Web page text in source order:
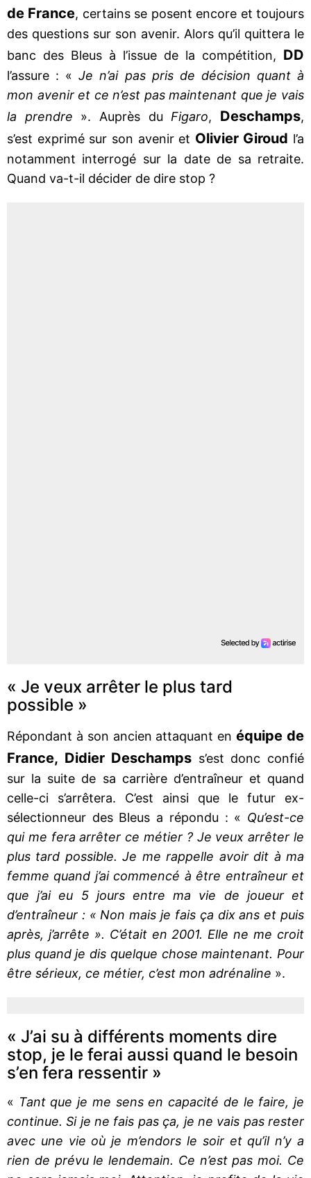
de France, certains se posent encore et toujours
des questions sur son avenir. Alors qu’il quittera le
banc des Bleus à l’issue de la compétition, DD
l’assure : «Je n’ai pas pris de décision quant à
mon avenir et ce n’est pas maintenant que je vais
la prendre ». Auprès du Figaro, Deschamps,
s’est exprimé sur son avenir et Olivier Giroud l’a
notamment interrogé sur la date de sa retraite.
Quand va-t-il décider de dire stop ?
« Je veux arrêter le plus tard
possible »
Répondant à son ancien attaquant enéquipe de
France, Didier Deschamps s’est donc confié
sur la suite de sa carrière d’entraîneur et quand
celle-ci s’arrêtera. C’est ainsi que le futur ex-
sélectionneur des Bleus a répondu : « Qu’est-ce
qui me fera arrêter ce métier ? Je veux arrêter le
plus tard possible. Je me rappelle avoir dit à ma
femme quand j’ai commencé à être entraîneur et
que j’ai eu 5 jours entre ma vie de joueur et
d’entraîneur : « Non mais je fais ça dix ans et puis
après, j’arrête ». C’était en 2001. Elle ne me croit
plus quand je dis quelque chose maintenant. Pour
être sérieux, ce métier, c’est mon adrénaline ».
« J’ai su à différents moments dire
stop, je le ferai aussi quand le besoin
s’en fera ressentir »
« Tant que je me sens en capacité de le faire, je
continue. Si je ne fais pas ça, je ne vais pas rester
avec une vie où je m’endors le soir et qu’il n’y a
rien de prévu le lendemain. Ce n’est pas moi. Ce